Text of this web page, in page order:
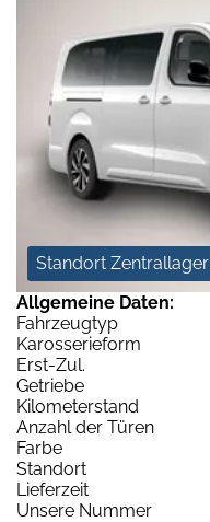
Standort Zentrallager
Allgemeine Daten:
Fahrzeugtyp
Karosserieform
Erst-Zul.
Getriebe
Kilometerstand
Anzahl der Türen
Farbe
Standort
Lieferzeit
Unsere Nummer